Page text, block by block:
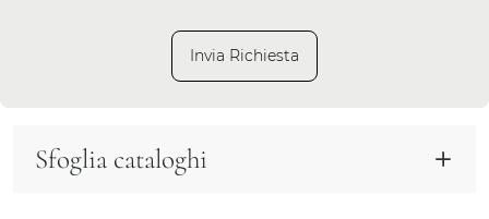
Invia Richiesta
Sfoglia cataloghi